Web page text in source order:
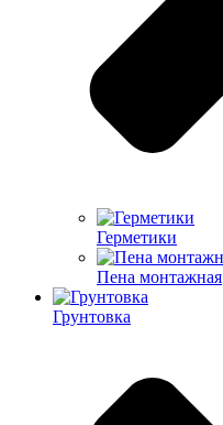
Герметики
Пена монтажная
Грунтовка